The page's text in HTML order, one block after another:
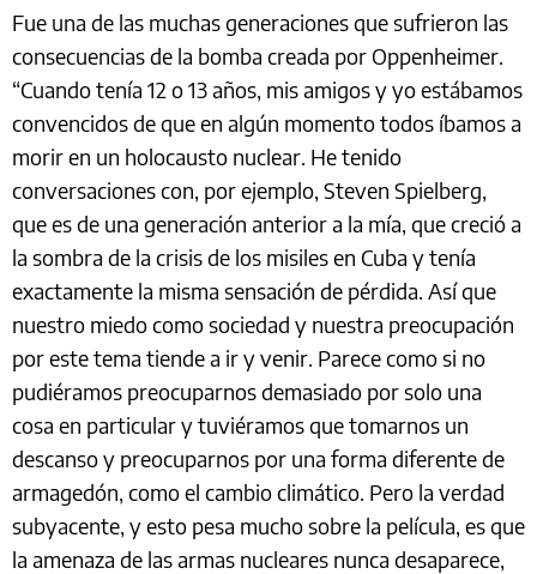
Fue una de las muchas generaciones que sufrieron las
consecuencias de la bomba creada por Oppenheimer.
“Cuando tenía 12 o 13 años, mis amigos y yo estábamos
convencidos de que en algún momento todos íbamos a
morir en un holocausto nuclear. He tenido
conversaciones con, por ejemplo, Steven Spielberg,
que es de una generación anterior a la mía, que creció a
la sombra de la crisis de los misiles en Cuba y tenía
exactamente la misma sensación de pérdida. Así que
nuestro miedo como sociedad y nuestra preocupación
por este tema tiende a ir y venir. Parece como si no
pudiéramos preocuparnos demasiado por solo una
cosa en particular y tuviéramos que tomarnos un
descanso y preocuparnos por una forma diferente de
armagedón, como el cambio climático. Pero la verdad
subyacente, y esto pesa mucho sobre la película, es que
la amenaza de las armas nucleares nunca desaparece,